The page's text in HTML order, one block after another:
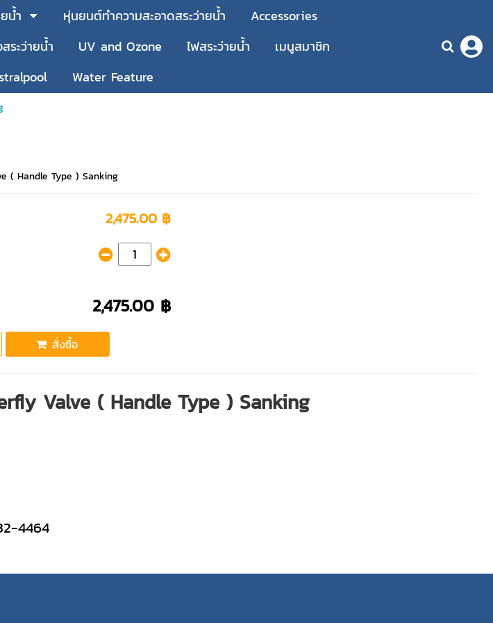
น้ำ หุ่นยนต์ทำความสะอาดสระว่ายน้ำ
Accessories
ระว่ายน้ำ UV and Ozone ไฟสระว่ายน้ำ
เมนูสมาชิก
Water Feature
( Handle Type ) Sanking
2,475.00 ฿
2,475.00 ฿
สั่งซื้อ
Valve ( Handle Type ) Sanking
4464